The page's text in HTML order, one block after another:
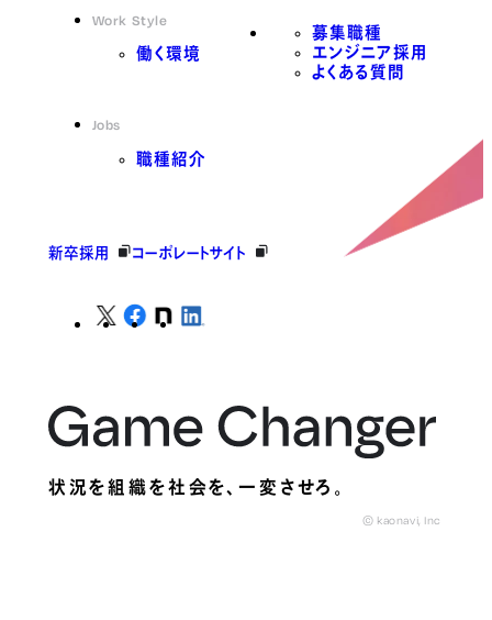
Work Style
働く環境
Jobs
職種紹介
募集職種
エンジニア採用
よくある質問
新卒採用 コーポレートサイト
状況を組織を社会を、一変させろ。
© kaonavi, Inc